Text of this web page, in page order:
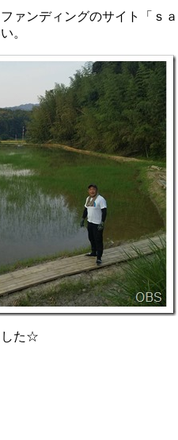
ァンディングのサイト「ｓａ
。
した☆